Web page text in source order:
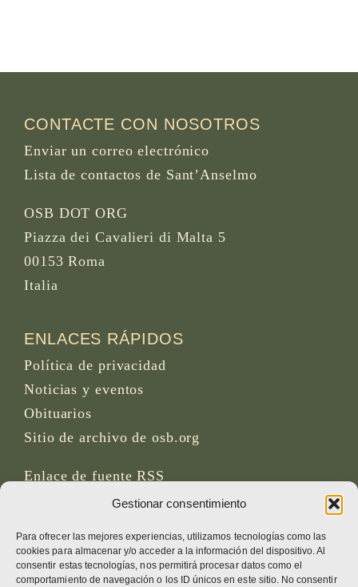
Gestionar consentimiento
Para ofrecer las mejores experiencias, utilizamos tecnologías como las
cookies para almacenar y/o acceder a la información del dispositivo. Al
consentir estas tecnologías, nos permitirá procesar datos como el
comportamiento de navegación o los ID únicos en este sitio. No consentir
CONTACTE CON NOSOTROS
Enviar un correo electrónico
Lista de contactos de Sant’Anselmo
OSB DOT ORG
Piazza dei Cavalieri di Malta 5
00153 Roma
Italia
ENLACES RÁPIDOS
Política de privacidad
Noticias y eventos
Obituarios
Sitio de archivo de osb.org
Enlace de fuente RSS
REDES SOCIALES